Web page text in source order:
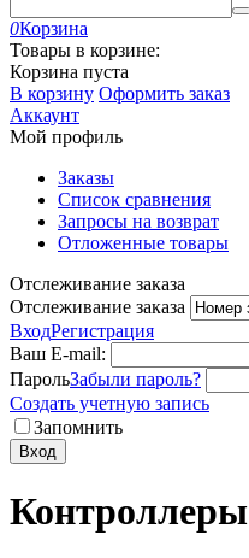
0Корзина
Товары в корзине:
Корзина пуста
В корзину Оформить заказ
Аккаунт
Мой профиль
Заказы
Список сравнения
Запросы на возврат
Отложенные товары
Отслеживание заказа
Отслеживание заказа
ВходРегистрация
Ваш E-mail:
ПарольЗабыли пароль?
Создать учетную запись
Запомнить
Вход
Контроллеры